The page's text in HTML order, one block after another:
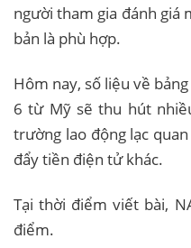
người tham gia đánh giá
bản là phù hợp.
Hôm nay, số liệu về
6 từ Mỹ sẽ thu hút
trường lao động lạc
đẩy tiền điện tử khác.
Tại thời điểm viết bài,
điểm.